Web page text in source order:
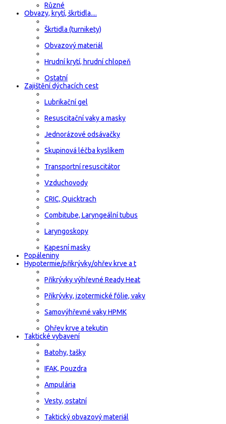
Různé
Obvazy, krytí, škrtidla....
Škrtidla (turnikety)
Obvazový materiál
Hrudní krytí, hrudní chlopeň
Ostatní
Zajištění dýchacích cest
Lubrikační gel
Resuscitační vaky a masky
Jednorázové odsávačky
Skupinová léčba kyslíkem
Transportní resuscitátor
Vzduchovody
CRIC, Quicktrach
Combitube, Laryngeální tubus
Laryngoskopy
Kapesní masky
Popáleniny
Hypotermie/přikrývky/ohřev krve a t
Přikrývky výhřevné Ready Heat
Přikrývky, izotermické fólie, vaky
Samovýhřevné vaky HPMK
Ohřev krve a tekutin
Taktické vybavení
Batohy, tašky
IFAK, Pouzdra
Ampulária
Vesty, ostatní
Taktický obvazový materiál